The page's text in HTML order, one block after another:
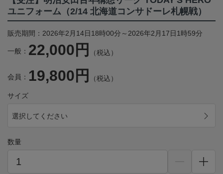
ユニフォーム（2/14 北海道コンサドーレ札幌戦）
販売期間：2026年2月14日18時00分～2026年2月17日1時59分
一般： 22,000円 （税込）
会員： 19,800円 （税込）
サイズ
選択してください
数量